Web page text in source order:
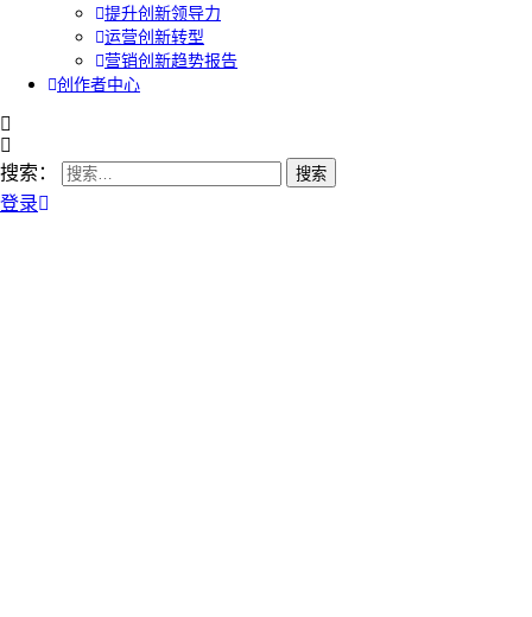
提升创新领导力
运营创新转型
营销创新趋势报告
创作者中心
搜索：
登录